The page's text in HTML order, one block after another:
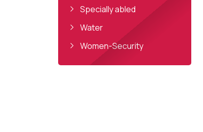
Specially abled
Water
Women-Security